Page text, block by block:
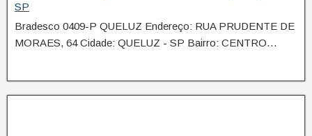
SP
Bradesco 0409-P QUELUZ Endereço: RUA PRUDENTE DE
MORAES, 64 Cidade: QUELUZ - SP Bairro: CENTRO…